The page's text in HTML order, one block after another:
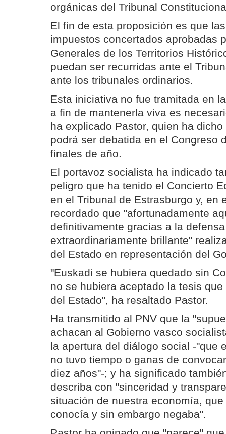
orgánicas del Tribunal
El fin de esta proposición es que
impuestos concertados aprobadas
Generales de los Territorios
puedan ser recurridas ante el
ante los tribunales ordinarios.
Esta iniciativa no fue tramitada en
a fin de mantenerla viva es
ha explicado Pastor, quien ha
podrá ser debatida en el Congreso
finales de año.
El portavoz socialista ha indicado
peligro que ha tenido el Concierto
en el Tribunal de Estrasburgo y, en
recordado que "afortunadamente
definitivamente gracias a la
extraordinariamente brillante"
del Estado en representación del
"Euskadi se hubiera quedado sin
no se hubiera aceptado la tesis
del Estado", ha resaltado Pastor.
Ha transmitido al PNV que la
achacan al Gobierno vasco
la apertura del diálogo social -"que
no tuvo tiempo o ganas de
diez años"-; y ha significado
describa con "sinceridad y
situación de nuestra economía,
conocía y sin embargo negaba".